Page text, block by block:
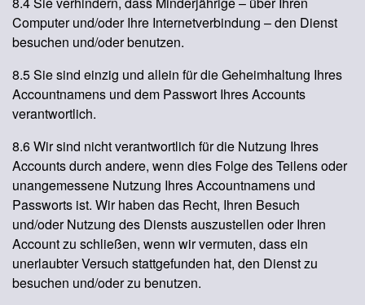
Computer und/oder Ihre Internetverbindung – den Dienst
besuchen und/oder benutzen.
8.5 Sie sind einzig und allein für die Geheimhaltung Ihres
Accountnamens und dem Passwort Ihres Accounts
verantwortlich.
8.6 Wir sind nicht verantwortlich für die Nutzung Ihres
Accounts durch andere, wenn dies Folge des Teilens oder
unangemessene Nutzung Ihres Accountnamens und
Passworts ist. Wir haben das Recht, Ihren Besuch
und/oder Nutzung des Diensts auszustellen oder Ihren
Account zu schließen, wenn wir vermuten, dass ein
unerlaubter Versuch stattgefunden hat, den Dienst zu
besuchen und/oder zu benutzen.